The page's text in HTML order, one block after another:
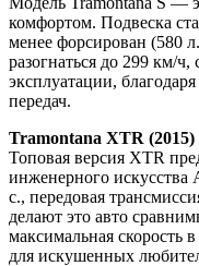
комфортом. Подвеска
менее форсирован (580
разогнаться до 299 км/ч,
эксплуатации,
передач.
Tramontana XTR (2015)
Топовая версия XTR
инженерного искусства
с., передовая
делают это авто
максимальная скорость
для искушенных